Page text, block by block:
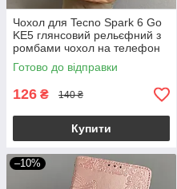
Чохол для Tecno Spark 6 Go
KE5 глянсовий рельєфний з
ромбами чохол на телефон
техно спарк 6 го персиковий
f0k
Готово до відправки
126 ₴ 140 ₴
Купити
–10%